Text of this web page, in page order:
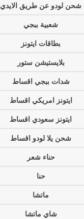
شحن لودو عن طريق الايدي
شعبية ببجي
بطاقات ايتونز
بلايستيشن ستور
شدات ببجي اقساط
ايتونز امريكي اقساط
ايتونز سعودي اقساط
شحن يلا لودو اقساط
حناء شعر
حنا
ماتشا
شاي ماتشا